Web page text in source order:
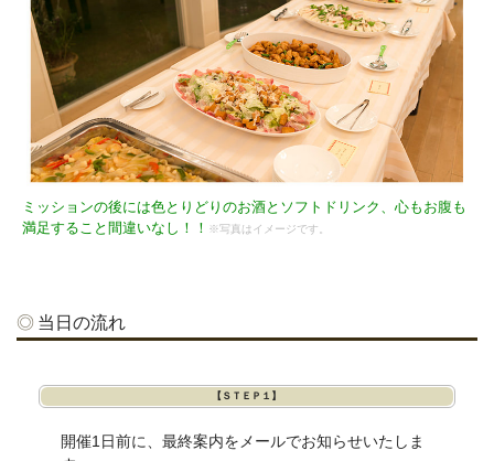
ミッションの後には色とりどりのお酒とソフトドリンク、心もお腹も
満足すること間違いなし！！ ※写真はイメージです。
当日の流れ
【ＳＴＥＰ１】
開催1日前に、最終案内をメールでお知らせいたしま